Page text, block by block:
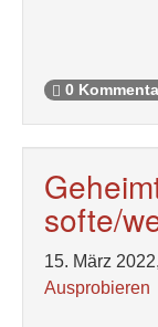
0
softe/
15. März 2022,
Ausprobieren